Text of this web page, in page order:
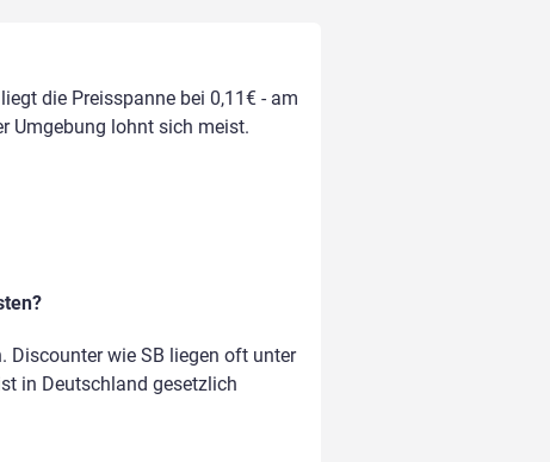
die Preisspanne bei 0,11€ - am
Umgebung lohnt sich meist.
Discounter wie SB liegen oft unter
in Deutschland gesetzlich